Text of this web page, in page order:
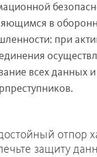
в
при
всех данных
отпор
защиту